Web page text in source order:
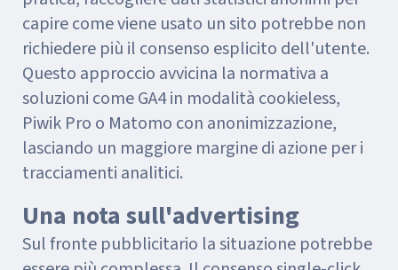
capire come viene usato un sito potrebbe non
richiedere più il consenso esplicito dell'utente.
Questo approccio avvicina la normativa a
soluzioni come GA4 in modalità cookieless,
Piwik Pro o Matomo con anonimizzazione,
lasciando un maggiore margine di azione per i
tracciamenti analitici.
Una nota sull'advertising
Sul fronte pubblicitario la situazione potrebbe